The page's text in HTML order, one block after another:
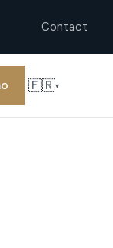
Contact
🇫🇷▾